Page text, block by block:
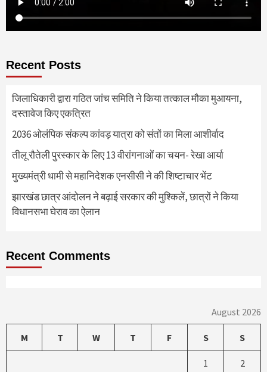
Recent Posts
जिलाधिकारी द्वारा गठित जांच समिति ने किया तत्काल मौका मुआयना,
दस्तावेज किए एकत्रित
2036 ओलंपिक संकल्प कांवड़ यात्रा को संतों का मिला आशीर्वाद
तीलू रौतेली पुरस्कार के लिए 13 वीरांगनाओं का चयन- रेखा आर्या
मुख्यमंत्री धामी से महानिदेशक एनसीसी ने की शिष्टाचार भेंट
झारखंड छात्र आंदोलन ने बढ़ाई सरकार की मुश्किलें, छात्रों ने किया
विधानसभा घेराव का ऐलान
Recent Comments
August 2026
M T W T F S S
1 2